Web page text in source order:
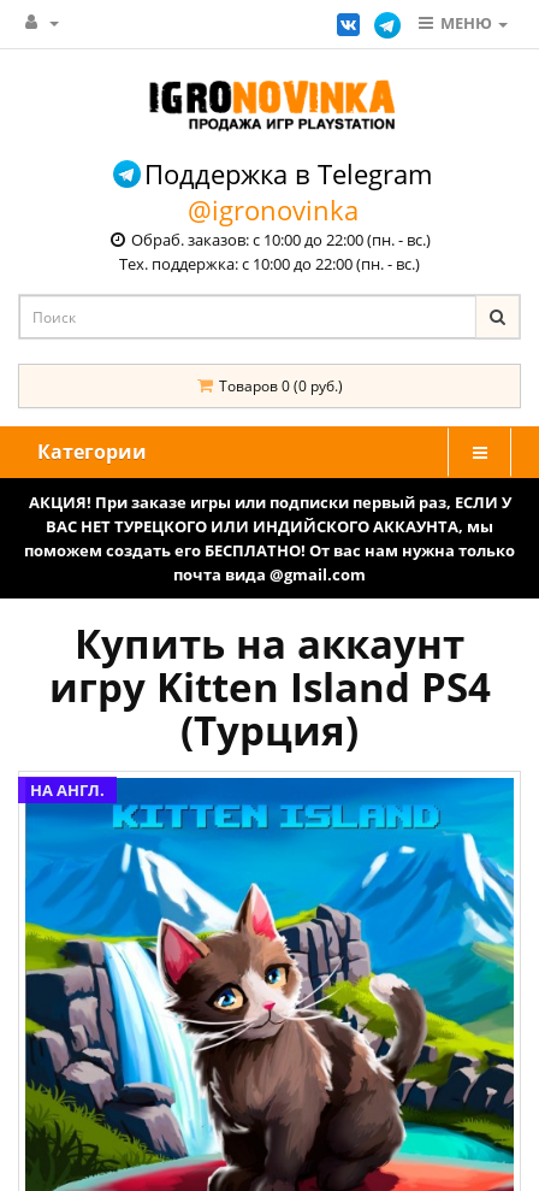
МЕНЮ
Поддержка в Telegram
@igronovinka
Обраб. заказов: с 10:00 до 22:00 (пн. - вс.)
Тех. поддержка: с 10:00 до 22:00 (пн. - вс.)
Товаров 0 (0 руб.)
Категории
АКЦИЯ! При заказе игры или подписки первый раз, ЕСЛИ У
ВАС НЕТ ТУРЕЦКОГО ИЛИ ИНДИЙСКОГО АККАУНТА, мы
поможем создать его БЕСПЛАТНО! От вас нам нужна только
почта вида @gmail.com
Купить на аккаунт
игру Kitten Island PS4
(Турция)
НА АНГЛ.